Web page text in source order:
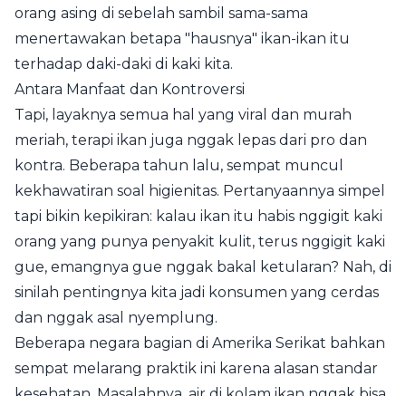
orang asing di sebelah sambil sama-sama
menertawakan betapa "hausnya" ikan-ikan itu
terhadap daki-daki di kaki kita.
Antara Manfaat dan Kontroversi
Tapi, layaknya semua hal yang viral dan murah
meriah, terapi ikan juga nggak lepas dari pro dan
kontra. Beberapa tahun lalu, sempat muncul
kekhawatiran soal higienitas. Pertanyaannya simpel
tapi bikin kepikiran: kalau ikan itu habis nggigit kaki
orang yang punya penyakit kulit, terus nggigit kaki
gue, emangnya gue nggak bakal ketularan? Nah, di
sinilah pentingnya kita jadi konsumen yang cerdas
dan nggak asal nyemplung.
Beberapa negara bagian di Amerika Serikat bahkan
sempat melarang praktik ini karena alasan standar